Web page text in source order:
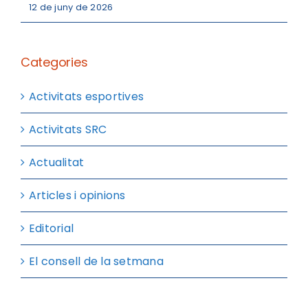
12 de juny de 2026
Categories
Activitats esportives
Activitats SRC
Actualitat
Articles i opinions
Editorial
El consell de la setmana